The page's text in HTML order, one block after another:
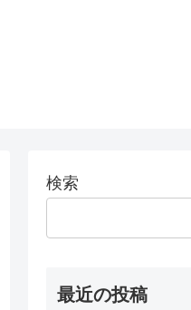
検索
最近の投稿